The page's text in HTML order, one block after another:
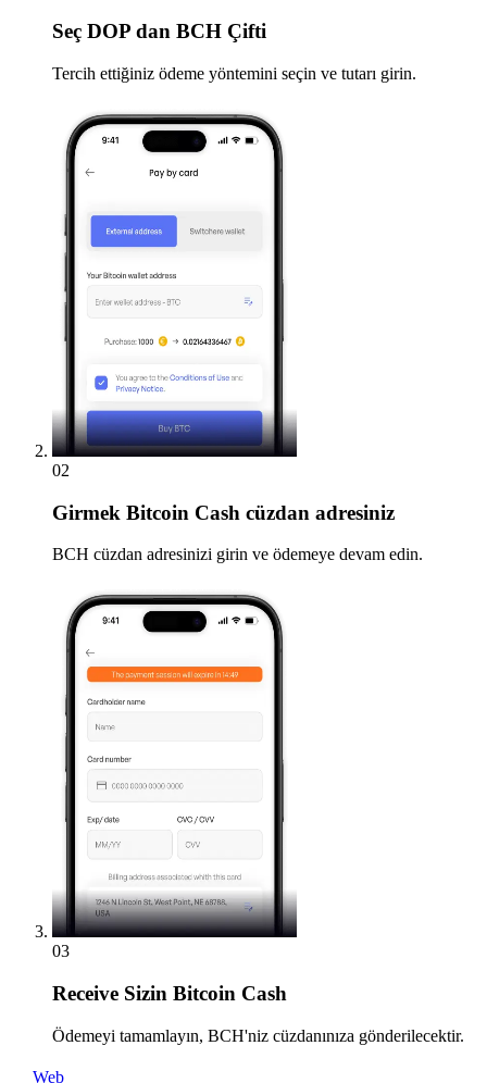
Seç DOP dan BCH Çifti
Tercih ettiğiniz ödeme yöntemini seçin ve tutarı girin.
02
Girmek Bitcoin Cash cüzdan adresiniz
BCH cüzdan adresinizi girin ve ödemeye devam edin.
03
Receive Sizin Bitcoin Cash
Ödemeyi tamamlayın, BCH'niz cüzdanınıza gönderilecektir.
Web